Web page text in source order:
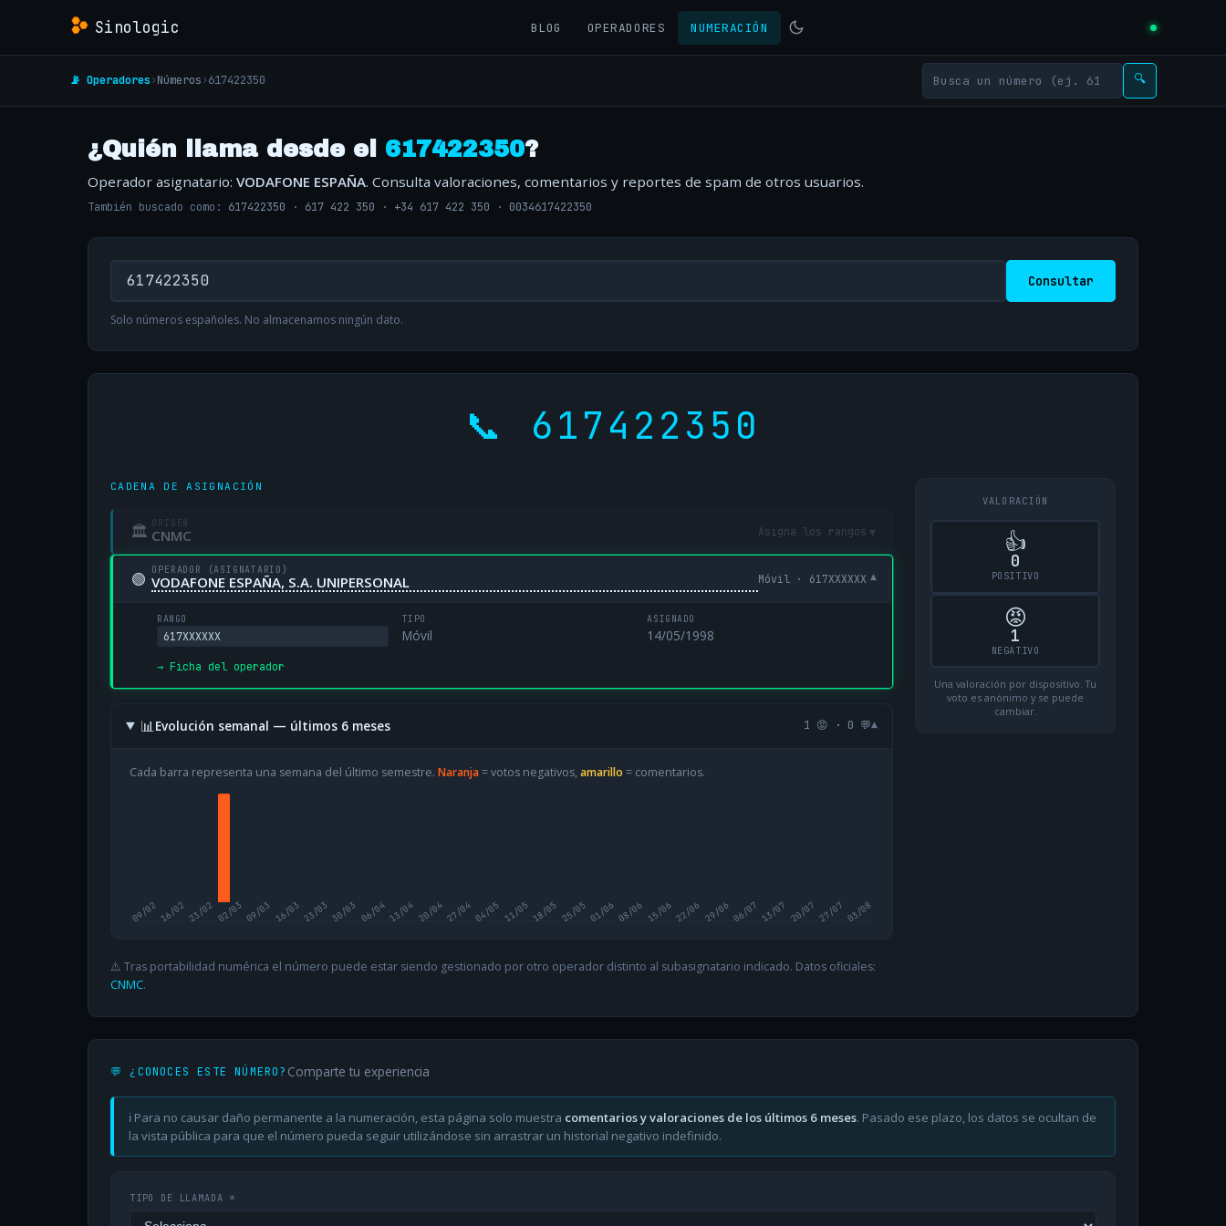
Sinologic BLOG OPERADORES NUMERACIÓN
📡 Operadores›Números›617422350 🔍
¿Quién llama desde el 617422350?
Operador asignatario: VODAFONE ESPAÑA. Consulta valoraciones, comentarios y reportes de spam de otros usuarios.
También buscado como: 617422350 · 617 422 350 · +34 617 422 350 · 0034617422350
Consultar
Solo números españoles. No almacenamos ningún dato.
📞 617422350
CADENA DE ASIGNACIÓN
🏛 ORIGEN
CNMC Asigna los rangos ▾
🟢 OPERADOR (ASIGNATARIO)
VODAFONE ESPAÑA, S.A. UNIPERSONAL Móvil · 617XXXXXX ▾
RANGO
617XXXXXX
TIPO
Móvil
ASIGNADO
14/05/1998
→ Ficha del operador
📊Evolución semanal — últimos 6 meses 1 😡 · 0 💬▾
Cada barra representa una semana del último semestre. Naranja= votos negativos, amarillo = comentarios.
09/0216/0223/02 02/03 09/03 16/03 23/03 30/03 06/0413/04 20/0427/0404/05 11/0518/05 25/0501/0608/06 15/0622/06 29/0606/07 13/07 20/07 27/07 03/08
⚠️ Tras portabilidad numérica el número puede estar siendo gestionado por otro operador distinto al subasignatario indicado. Datos oficiales:
CNMC.
VALORACIÓN
👍
0
POSITIVO
😡
1
NEGATIVO
Una valoración por dispositivo. Tu
voto es anónimo y se puede
cambiar.
💬 ¿CONOCES ESTE NÚMERO? Comparte tu experiencia
ℹ️ Para no causar daño permanente a la numeración, esta página solo muestra comentarios y valoraciones de los últimos 6 meses. Pasado ese plazo, los datos se ocultan de
la vista pública para que el número pueda seguir utilizándose sin arrastrar un historial negativo indefinido.
TIPO DE LLAMADA *